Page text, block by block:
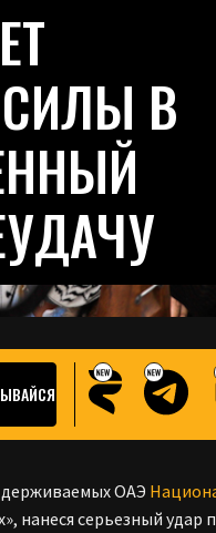
В
ОАЭ
нанеся серьезный